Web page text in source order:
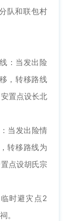
队和联包村
：当发出险
，转移路线
置点设长北
当发出险情
转移路线为
点设胡氏宗
时避灾点2
。